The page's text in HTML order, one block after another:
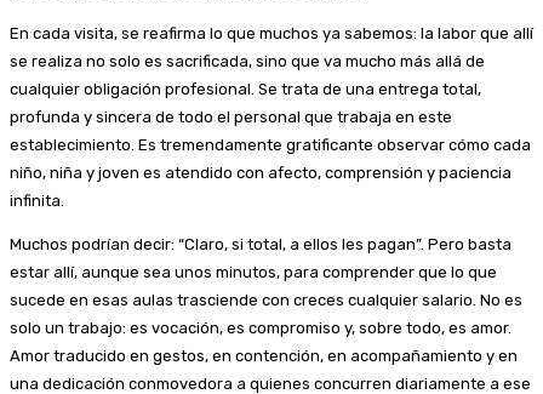
En cada visita, se reafirma lo que muchos ya sabemos: la labor que allí
se realiza no solo es sacrificada, sino que va mucho más allá de
cualquier obligación profesional. Se trata de una entrega total,
profunda y sincera de todo el personal que trabaja en este
establecimiento. Es tremendamente gratificante observar cómo cada
niño, niña y joven es atendido con afecto, comprensión y paciencia
infinita.
Muchos podrían decir: “Claro, si total, a ellos les pagan”. Pero basta
estar allí, aunque sea unos minutos, para comprender que lo que
sucede en esas aulas trasciende con creces cualquier salario. No es
solo un trabajo: es vocación, es compromiso y, sobre todo, es amor.
Amor traducido en gestos, en contención, en acompañamiento y en
una dedicación conmovedora a quienes concurren diariamente a ese